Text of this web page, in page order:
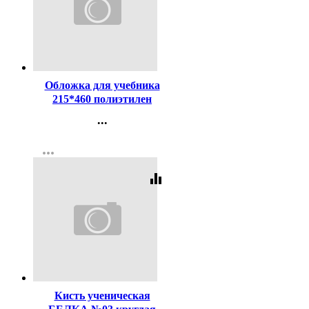
Обложка для учебника
215*460 полиэтилен
арт У 215
...
Регистрация
more_horiz
equalizer
Кисть ученическая